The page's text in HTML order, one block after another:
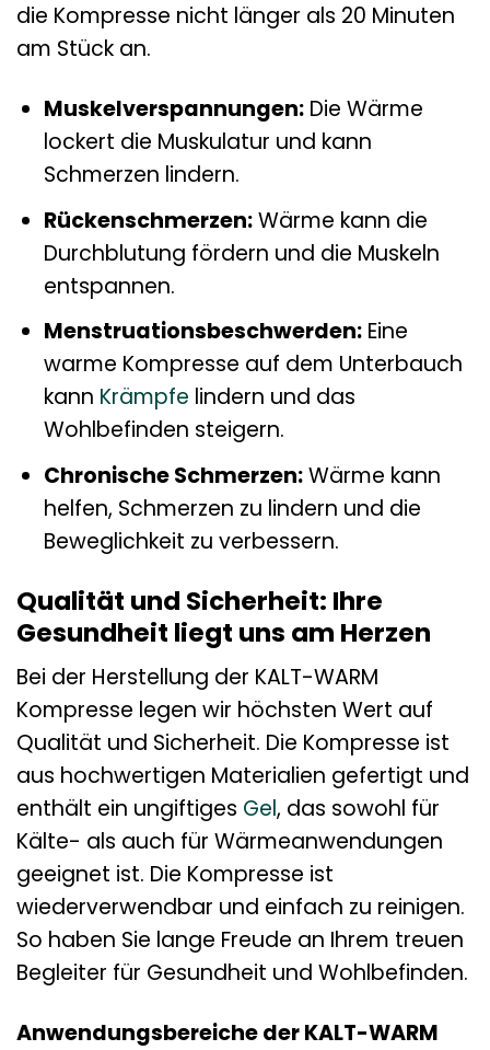
die Kompresse nicht länger als 20 Minuten
am Stück an.
Muskelverspannungen:Die Wärme
lockert die Muskulatur und kann
Schmerzen lindern.
Rückenschmerzen:Wärme kann die
Durchblutung fördern und die Muskeln
entspannen.
Menstruationsbeschwerden:Eine
warme Kompresse auf dem Unterbauch
kann Krämpfe lindern und das
Wohlbefinden steigern.
Chronische Schmerzen:Wärme kann
helfen, Schmerzen zu lindern und die
Beweglichkeit zu verbessern.
Qualität und Sicherheit: Ihre
Gesundheit liegt uns am Herzen
Bei der Herstellung der KALT-WARM
Kompresse legen wir höchsten Wert auf
Qualität und Sicherheit. Die Kompresse ist
aus hochwertigen Materialien gefertigt und
enthält ein ungiftiges Gel, das sowohl für
Kälte- als auch für Wärmeanwendungen
geeignet ist. Die Kompresse ist
wiederverwendbar und einfach zu reinigen.
So haben Sie lange Freude an Ihrem treuen
Begleiter für Gesundheit und Wohlbefinden.
Anwendungsbereiche der KALT-WARM